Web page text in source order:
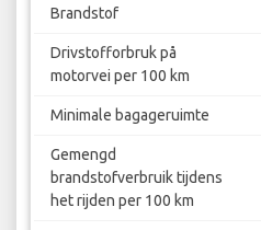
Brandstof
Drivstofforbruk på
motorvei per 100 km
Minimale bagageruimte
Gemengd
brandstofverbruik tijdens
het rijden per 100 km